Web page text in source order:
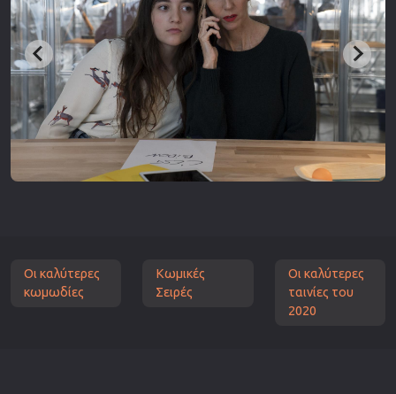
Οι καλύτερες
κωμωδίες
Κωμικές
Σειρές
Οι καλύτερες
ταινίες του
2020